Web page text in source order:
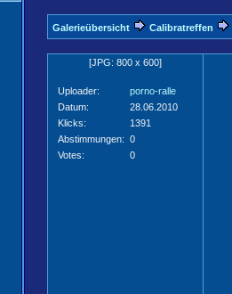
Galerieübersicht Calibratreffen
[JPG: 800 x 600]
Uploader:
porno-ralle
Datum:
28.06.2010
Klicks:
1391
Abstimmungen: 0
Votes:
0